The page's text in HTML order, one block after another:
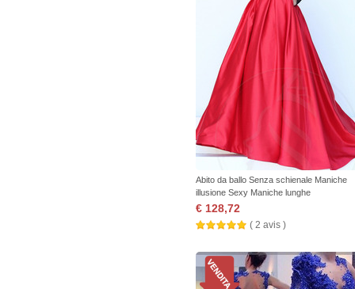
Abito da ballo Senza schienale Maniche
illusione Sexy Maniche lunghe
€ 128,72
( 2 avis )